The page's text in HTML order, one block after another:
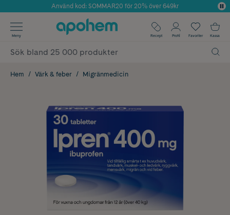
Årets Butik 2025 inom Skönhet
Använd kod: SOMMAR20 för 20% över 649kr
✓ Fri frakt
✓ Poäng på alla köp*
Meny Recept Profil Favoriter Kassa
Hem Värk & feber Migränmedicin